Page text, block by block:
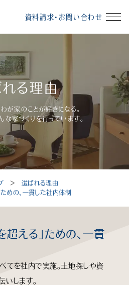
資料請求・お問い合わせ
資料請求・お問い合わせ
無料相談会
休日：毎週水曜、毎月第3火曜）
る理由
が家のことが好きになる。
な家づくりを行っています。
＞ 選ばれる理由
ための、一貫した社内体制
超える」ための、一貫
てを社内で実施。土地探しや資
します。